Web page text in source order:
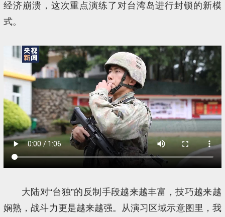
经济崩溃，这次重点演练了对台湾岛进行封锁的新模
式。
大陆对“台独”的反制手段越来越丰富，技巧越来越
娴熟，战斗力更是越来越强。从演习区域示意图里，我